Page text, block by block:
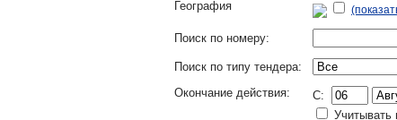
География
Поиск по номеру:
Поиск по типу тендера:
Окончание действия:
C:
Учитывать